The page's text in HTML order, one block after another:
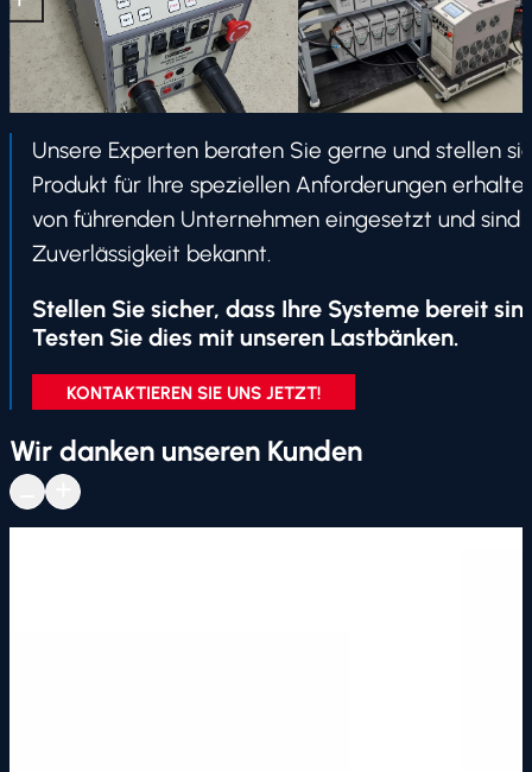
Unsere Experten beraten Sie gerne und stellen
Produkt für Ihre speziellen Anforderungen
von führenden Unternehmen eingesetzt und sind
Zuverlässigkeit bekannt.
Stellen Sie sicher, dass Ihre Systeme bereit
Testen Sie dies mit unseren Lastbänken.
KONTAKTIEREN SIE UNS JETZT!
Wir danken unseren Kunden